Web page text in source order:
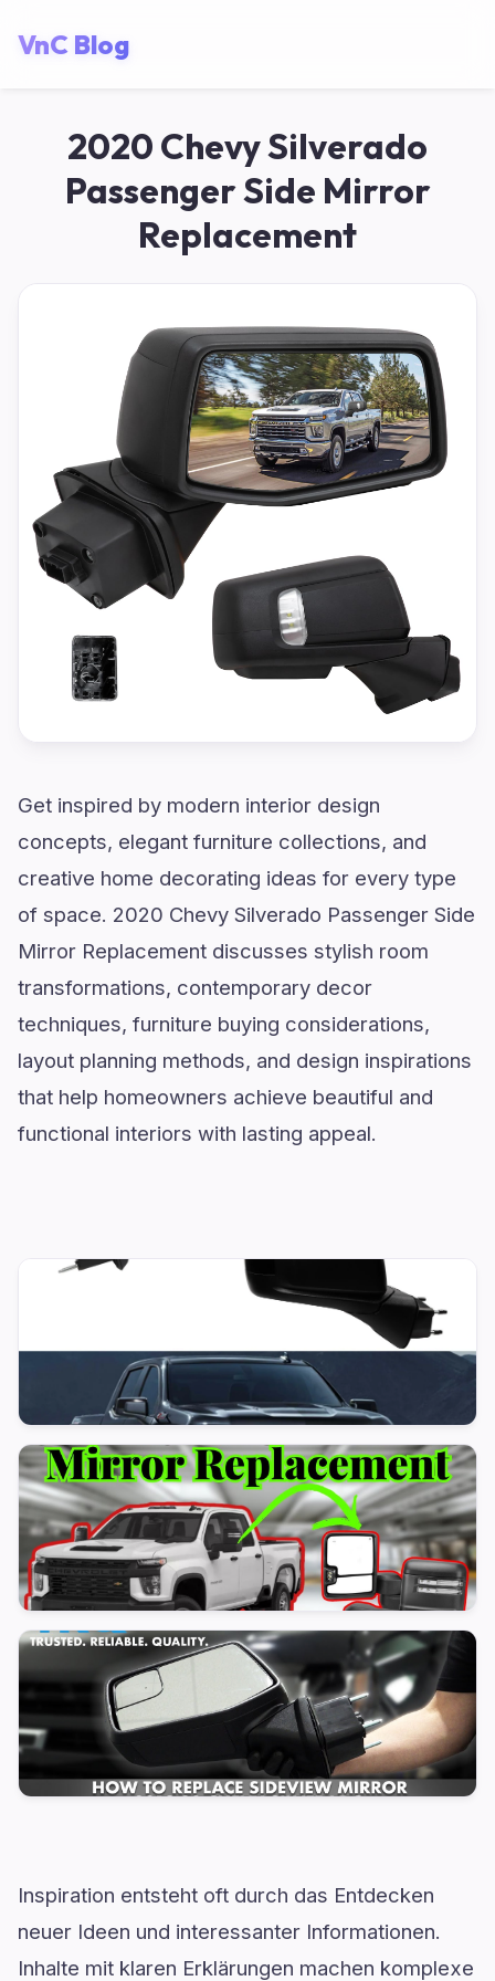
VnC Blog
2020 Chevy Silverado
Passenger Side Mirror
Replacement
Get inspired by modern interior design
concepts, elegant furniture collections, and
creative home decorating ideas for every type
of space. 2020 Chevy Silverado Passenger Side
Mirror Replacement discusses stylish room
transformations, contemporary decor
techniques, furniture buying considerations,
layout planning methods, and design inspirations
that help homeowners achieve beautiful and
functional interiors with lasting appeal.
Inspiration entsteht oft durch das Entdecken
neuer Ideen und interessanter Informationen.
Inhalte mit klaren Erklärungen machen komplexe